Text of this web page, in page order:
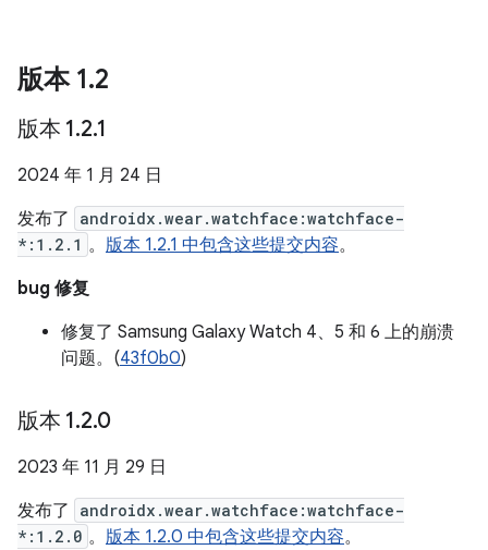
版本 1.2
版本 1.2.1
2024 年 1 月 24 日
发布了
androidx.wear.watchface:watchface-
*:1.2.1 。 版本 1.2.1 中包含这些提交内容。
bug 修复
修复了 Samsung Galaxy Watch 4、5 和 6 上的崩溃
问题。(43f0b0)
版本 1.2.0
2023 年 11 月 29 日
发布了
androidx.wear.watchface:watchface-
*:1.2.0 。 版本 1.2.0 中包含这些提交内容。